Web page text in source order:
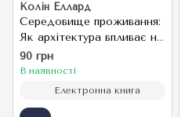
Колін Еллард
Середовище проживання:
Як архітектура впливає на
нашу поведінку і
самопочуття
90 грн
В наявності
Електронна книга